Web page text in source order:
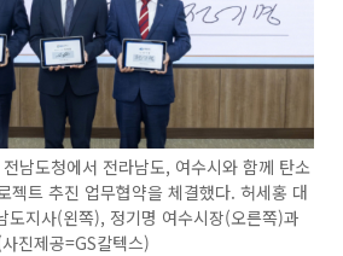
남도청에서 전라남도, 여수시와 함께 탄소
젝트 추진 업무협약을 체결했다. 허세홍 대
도지사(왼쪽), 정기명 여수시장(오른쪽)과
진제공=GS칼텍스)